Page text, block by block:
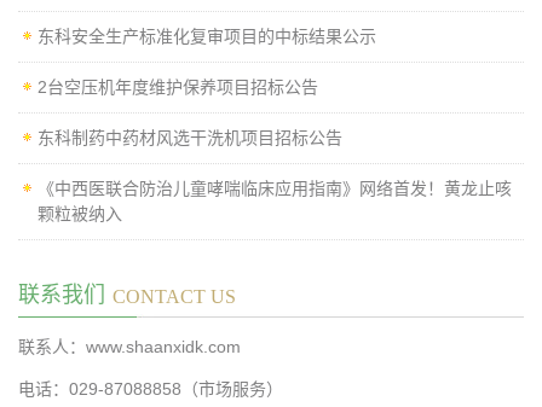
东科安全生产标准化复审项目的中标结果公示
2台空压机年度维护保养项目招标公告
东科制药中药材风选干洗机项目招标公告
《中西医联合防治儿童哮喘临床应用指南》网络首发！黄龙止咳
颗粒被纳入
联系我们 CONTACT US
联系人：www.shaanxidk.com
电话：029-87088858（市场服务）